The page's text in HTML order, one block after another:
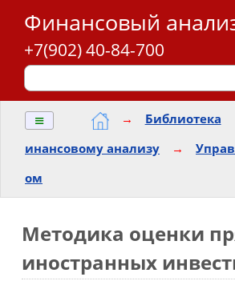
Финансовый
+7(902) 40-84-700
≡ → Библиотека
инансовому анализу
→
ом
Методика оценки
иностранных